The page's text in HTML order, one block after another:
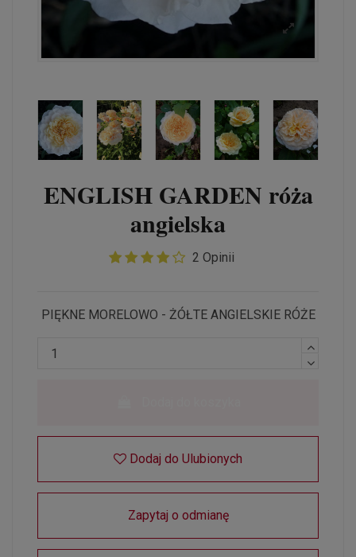
ENGLISH GARDEN róża
angielska
2 Opinii
PIĘKNE MORELOWO - ŻÓŁTE ANGIELSKIE RÓŻE
Dodaj do Ulubionych
Zapytaj o odmianę